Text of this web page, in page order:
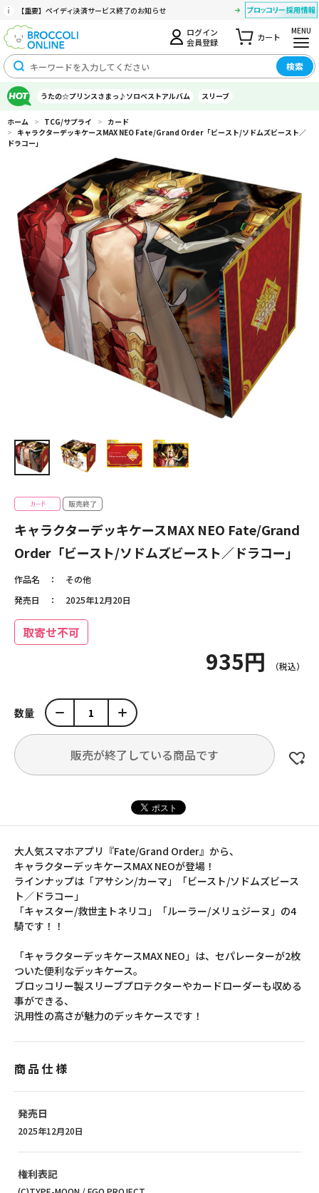
【重要】ペイディ決済サービス終了のお知らせ
ログイン
会員登録
カート
MENU
検索
うたの☆プリンスさまっ♪ソロベストアルバム スリーブ
ホーム > TCG/サプライ > カード
> キャラクターデッキケースMAX NEO Fate/Grand Order「ビースト/ソドムズビースト／
ドラコー」
キャラクターデッキケースMAX NEO Fate/Grand
Order「ビースト/ソドムズビースト／ドラコー」
作品名
その他
発売日
2025年12月20日
取寄せ不可
935円
数量
販売が終了している商品です
大人気スマホアプリ『Fate/Grand Order』から、
キャラクターデッキケースMAX NEOが登場！
ラインナップは「アサシン/カーマ」「ビースト/ソドムズビース
ト／ドラコー」
「キャスター/救世主トネリコ」「ルーラー/メリュジーヌ」の4
騎です！！
「キャラクターデッキケースMAX NEO」は、セパレーターが2枚
ついた便利なデッキケース。
ブロッコリー製スリーブプロテクターやカードローダーも収める
事ができる、
汎用性の高さが魅力のデッキケースです！
商品仕様
発売日
2025年12月20日
権利表記